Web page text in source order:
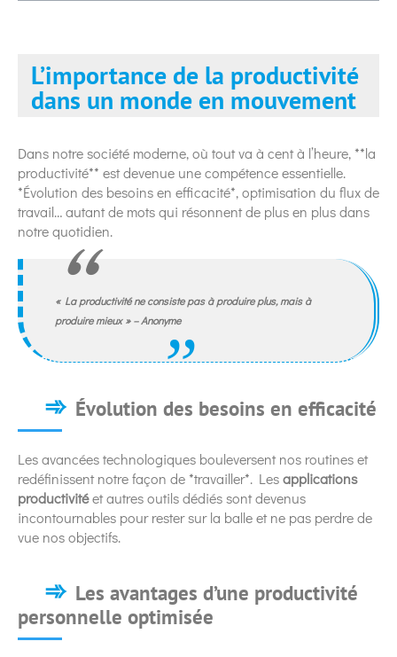
L’importance de la productivité
dans un monde en mouvement
Dans notre société moderne, où tout va à cent à l’heure, **la
productivité** est devenue une compétence essentielle.
*Évolution des besoins en efficacité*, optimisation du flux de
travail… autant de mots qui résonnent de plus en plus dans
notre quotidien.
« La productivité ne consiste pas à produire plus, mais à
produire mieux » – Anonyme
Évolution des besoins en efficacité
Les avancées technologiques bouleversent nos routines et
redéfinissent notre façon de *travailler*. Lesapplications
productivitéet autres outils dédiés sont devenus
incontournables pour rester sur la balle et ne pas perdre de
vue nos objectifs.
Les avantages d’une productivité
personnelle optimisée